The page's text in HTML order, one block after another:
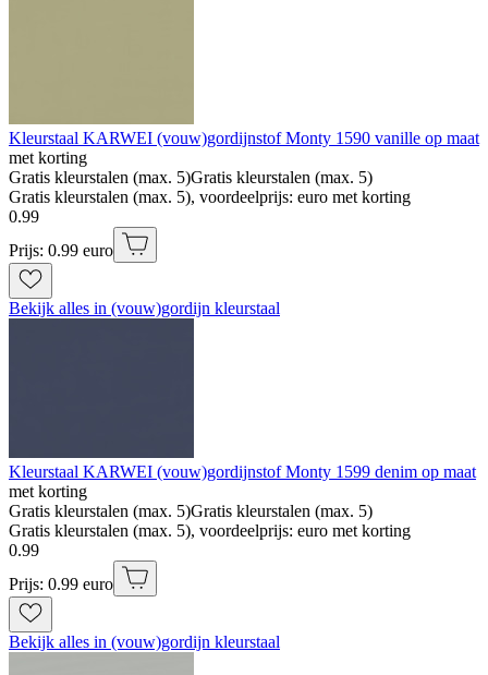
Kleurstaal KARWEI (vouw)gordijnstof Monty 1590 vanille op maat
met korting
Gratis kleurstalen (max. 5)Gratis kleurstalen (max. 5)
Gratis kleurstalen (max. 5), voordeelprijs: euro met korting
0.99
Prijs: 0.99 euro
Bekijk alles in (vouw)gordijn kleurstaal
Kleurstaal KARWEI (vouw)gordijnstof Monty 1599 denim op maat
met korting
Gratis kleurstalen (max. 5)Gratis kleurstalen (max. 5)
Gratis kleurstalen (max. 5), voordeelprijs: euro met korting
0.99
Prijs: 0.99 euro
Bekijk alles in (vouw)gordijn kleurstaal